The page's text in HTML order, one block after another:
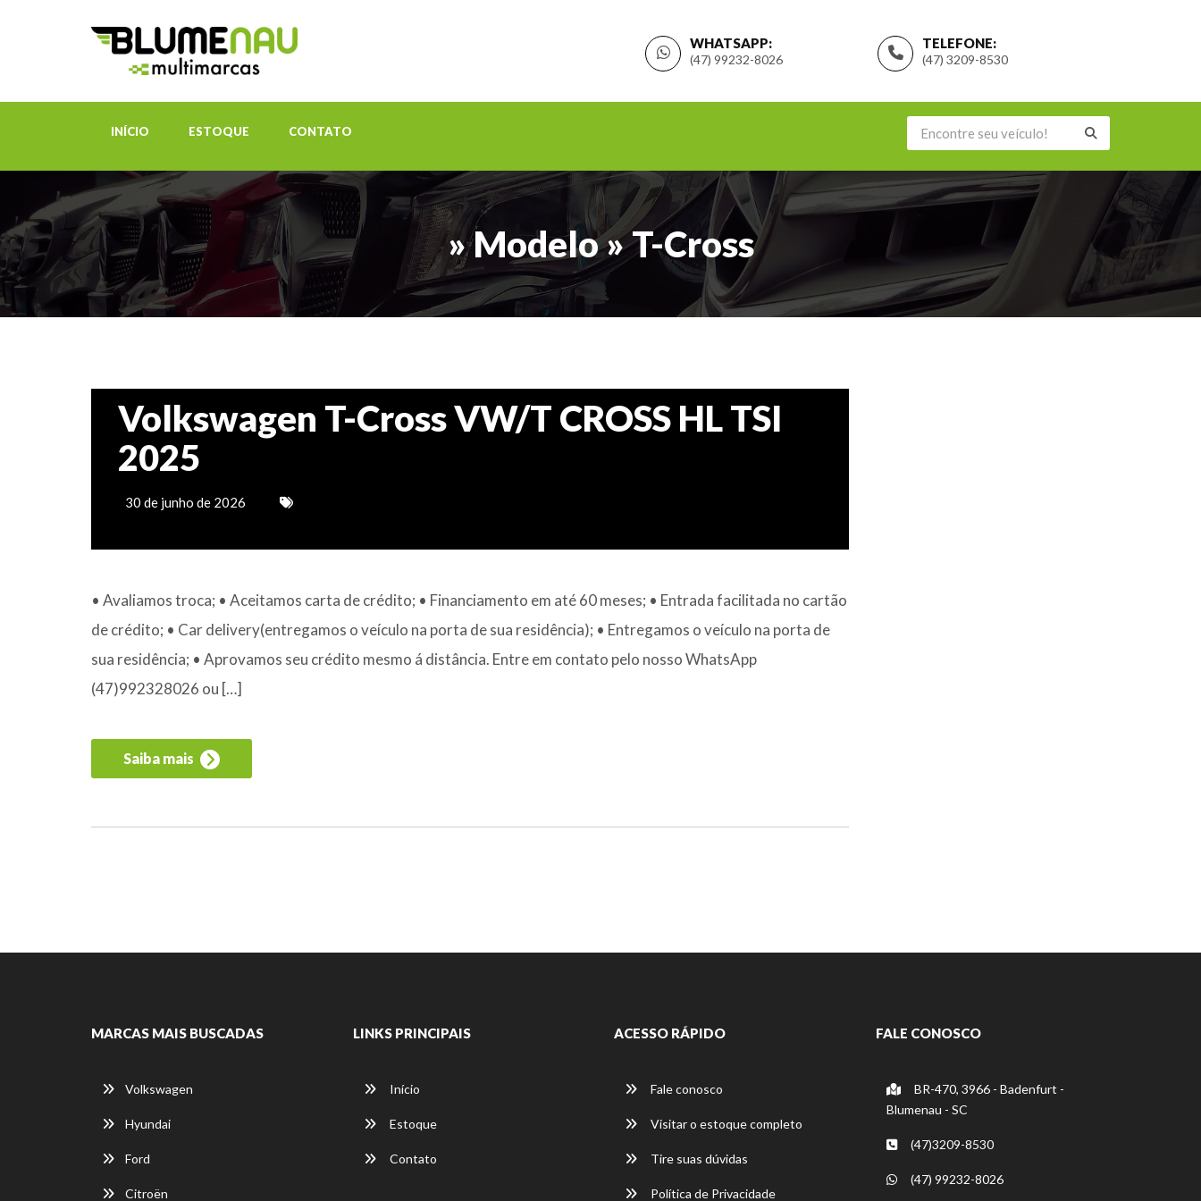
TELEFONE:
(47) 3209-8530
WHATSAPP:
(47) 99232-8026
INÍCIO ESTOQUE CONTATO
» Modelo » T-Cross
Volkswagen T-Cross VW/T CROSS HL TSI
2025
30 de junho de 2026
• Avaliamos troca; • Aceitamos carta de crédito; • Financiamento em até 60 meses; • Entrada facilitada no cartão
de crédito; • Car delivery(entregamos o veículo na porta de sua residência); • Entregamos o veículo na porta de
sua residência; • Aprovamos seu crédito mesmo á distância. Entre em contato pelo nosso WhatsApp
(47)992328026 ou […]
Saiba mais
MARCAS MAIS BUSCADAS
Volkswagen
Hyundai
Ford
Citroën
LINKS PRINCIPAIS
Início
Estoque
Contato
ACESSO RÁPIDO
Fale conosco
Visitar o estoque completo
Tire suas dúvidas
Política de Privacidade
FALE CONOSCO
BR-470, 3966 - Badenfurt -
Blumenau - SC
(47)3209-8530
(47) 99232-8026